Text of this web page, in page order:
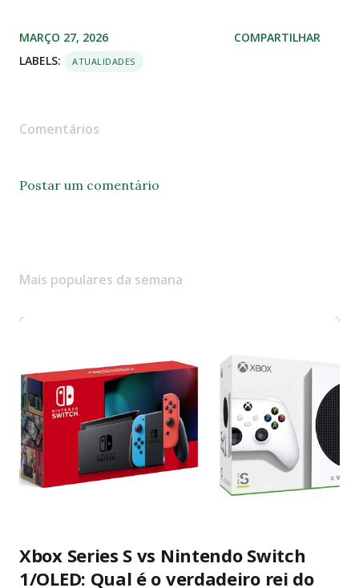
MARÇO 27, 2026
LABELS:
ATUALIDADES
COMPARTILHAR
Comentários
Postar um comentário
Mais populares da semana
Xbox Series S vs Nintendo Switch
1/OLED: Qual é o verdadeiro rei do